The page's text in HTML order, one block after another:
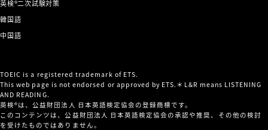
英検®二次試験対策
韓国語
中国語
TOEIC is a registered trademark of ETS.
This web page is not endorsed or approved by ETS.＊L&R means LISTENING
AND READING.
英検®は、公益財団法人 日本英語検定協会の登録商標です。
このコンテンツは、公益財団法人 日本英語検定協会の承認や推奨、その他の検討
を受けたものではありません。